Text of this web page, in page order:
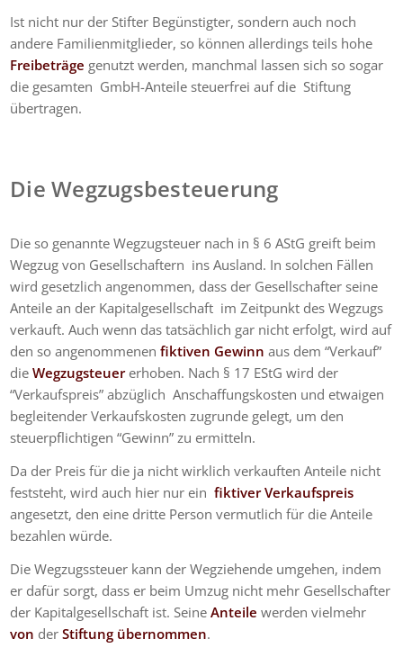
Ist nicht nur der Stifter Begünstigter, sondern auch noch
andere Familienmitglieder, so können allerdings teils hohe
Freibeträge genutzt werden, manchmal lassen sich so sogar
die gesamten GmbH-Anteile steuerfrei auf die Stiftung
übertragen.
Die Wegzugsbesteuerung
Die so genannte Wegzugsteuer nach in § 6 AStG greift beim
Wegzug von Gesellschaftern ins Ausland. In solchen Fällen
wird gesetzlich angenommen, dass der Gesellschafter seine
Anteile an der Kapitalgesellschaft im Zeitpunkt des Wegzugs
verkauft. Auch wenn das tatsächlich gar nicht erfolgt, wird auf
den so angenommenenfiktiven Gewinn aus dem “Verkauf”
dieWegzugsteuererhoben. Nach § 17 EStG wird der
“Verkaufspreis” abzüglich Anschaffungskosten und etwaigen
begleitender Verkaufskosten zugrunde gelegt, um den
steuerpflichtigen “Gewinn” zu ermitteln.
Da der Preis für die ja nicht wirklich verkauften Anteile nicht
feststeht, wird auch hier nur einfiktiver Verkaufspreis
angesetzt, den eine dritte Person vermutlich für die Anteile
bezahlen würde.
Die Wegzugssteuer kann der Wegziehende umgehen, indem
er dafür sorgt, dass er beim Umzug nicht mehr Gesellschafter
der Kapitalgesellschaft ist. SeineAnteile werden vielmehr
von derStiftung übernommen.